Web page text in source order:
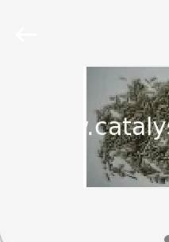
ПРОДУКТЫ